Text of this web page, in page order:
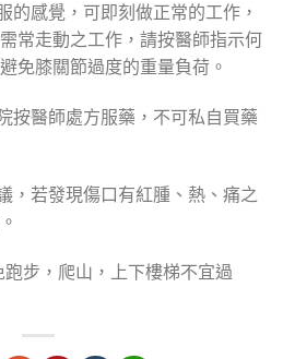
的感覺，可即刻做正常的工作，
常走動之工作，請按醫師指示何
免膝關節過度的重量負荷。
按醫師處方服藥，不可私自買藥
，若發現傷口有紅腫、熱、痛之
步，爬山，上下樓梯不宜過